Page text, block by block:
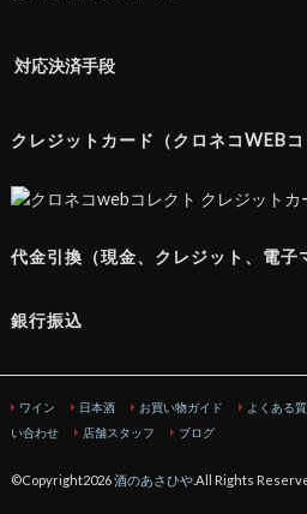
対応決済手段
クレジットカード（クロネコWEBコ
代金引換（現金、クレジット、電子
銀行振込
ワイン 日本酒 お買い物ガイド よくある
い合わせ
店舗スタッフ ブログ
©Copyright2026酒のあさひや.All Rights